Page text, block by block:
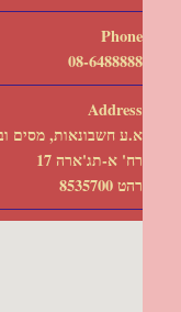
Phone
08-6488888
Address
א.ע חשבונאות, מסים
רח' א-תג'ארה 17
רהט 8535700